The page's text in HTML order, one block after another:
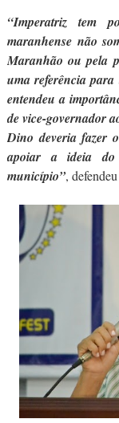
“Imperatriz tem
maranhense não
Maranhão ou pela
uma referência
entendeu a
de vice-governador
Dino deveria fazer
apoiar a ideia do
município”,